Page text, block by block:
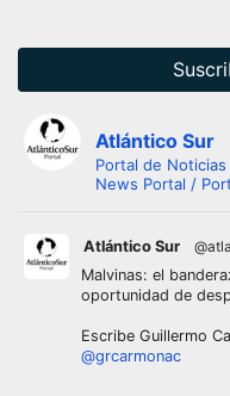
Atlántico Sur
Portal de
News Portal /
Atlántico Sur
Malvinas: el
oportunidad de
Escribe Guillermo
@grcarmonac